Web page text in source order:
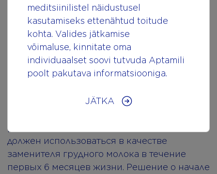
Важная информация
Материнское молоко — лучшее питание для
ребенка. Оно содержит все необходимые
питательные вещества. Прежде чем
проконсультируйтесь с врачом. Его следует
разнообразного рациона. Продукт не
должен использоваться в качестве
заменителя грудного молока в течение
первых 6 месяцев жизни. Решение о начале
meditsiinilistel näidustusel
kasutamiseks ettenähtud toitude
kohta. Valides jätkamise
võimaluse, kinnitate oma
individuaalset soovi tutvuda Aptamili
poolt pakutava informatsiooniga.
JÄTKA